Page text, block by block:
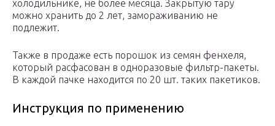
холодильнике, не более месяца. Закрытую тару
можно хранить до 2 лет, замораживанию не
подлежит.
Также в продаже есть порошок из семян фенхеля,
который расфасован в одноразовые фильтр-пакеты.
В каждой пачке находится по 20 шт. таких пакетиков.
Инструкция по применению